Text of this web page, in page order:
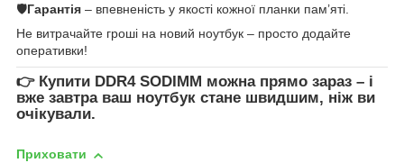
🛡Гарантія – впевненість у якості кожної планки пам’яті.
Не витрачайте гроші на новий ноутбук – просто додайте
оперативки!
👉 Купити DDR4 SODIMM можна прямо зараз – і
вже завтра ваш ноутбук стане швидшим, ніж ви
очікували.
Приховати